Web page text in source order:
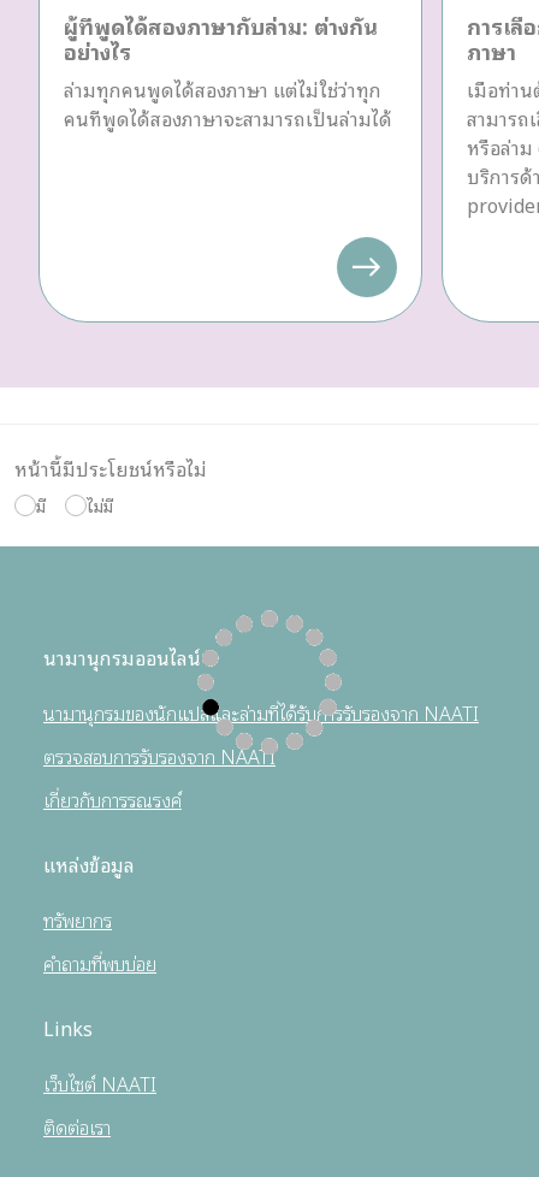
ผู้ที่พูดได้สองภาษากับล่าม: ต่างกัน
อย่างไร
ล่ามทุกคนพูดได้สองภาษา แต่ไม่ใช่ว่าทุก
คนที่พูดได้สองภาษาจะสามารถเป็นล่ามได้
การเ
ภาษา
เมื่อท่า
สามาร
หรือล่า
บริการ
หน้านี้มีประโยชน์หรือไม่
มี ไม่มี
นามานุกรมออนไลน์
นามานุกรมของนักแปลและล่ามที่ได้รับการรับรองจาก NAATI
ตรวจสอบการรับรองจาก NAATI
เกี่ยวกับการรณรงค์
แหล่งข้อมูล
ทรัพยากร
คำถามที่พบบ่อย
Links
เว็บไซต์ NAATI
ติดต่อเรา